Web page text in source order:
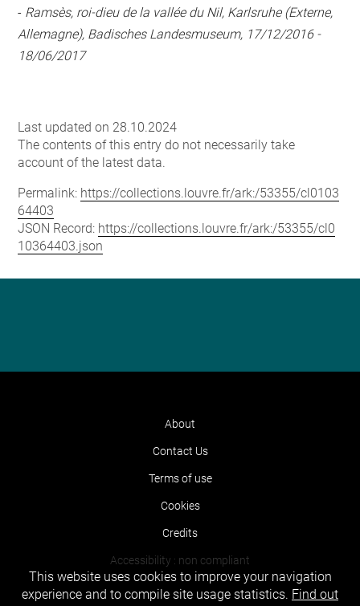
- Ramsès, roi-dieu de la vallée du Nil, Karlsruhe (Externe,
Allemagne), Badisches Landesmuseum, 17/12/2016 -
18/06/2017
Last updated on 28.10.2024
The contents of this entry do not necessarily take
account of the latest data.
Permalink: https://collections.louvre.fr/ark:/53355/cl0103
64403
JSON Record: https://collections.louvre.fr/ark:/53355/cl0
10364403.json
About
Contact Us
Terms of use
Cookies
Credits
Accessibility : non compliant
This website uses cookies to improve your navigation
experience and to compile site usage statistics. Find out